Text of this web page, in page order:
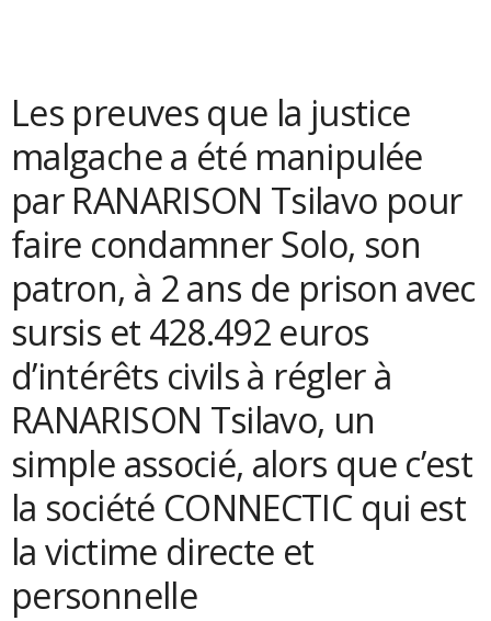
Les preuves que la justice
malgache a été manipulée
par RANARISON Tsilavo pour
faire condamner Solo, son
patron, à 2 ans de prison avec
sursis et 428.492 euros
d’intérêts civils à régler à
RANARISON Tsilavo, un
simple associé, alors que c’est
la société CONNECTIC qui est
la victime directe et
personnelle